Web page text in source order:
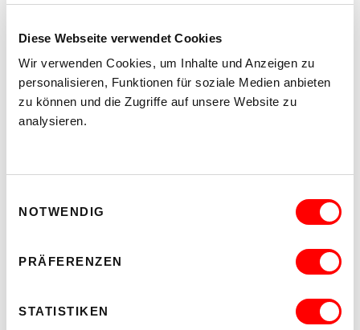
Diese Webseite verwendet Cookies
Wir verwenden Cookies, um Inhalte und Anzeigen zu
personalisieren, Funktionen für soziale Medien anbieten
zu können und die Zugriffe auf unsere Website zu
analysieren.
NOTWENDIG
PRÄFERENZEN
STATISTIKEN